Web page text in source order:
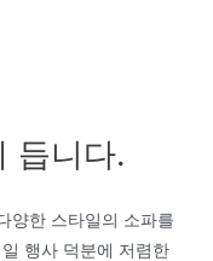
듭니다.
양한 스타일의 소파를
행사 덕분에 저렴한